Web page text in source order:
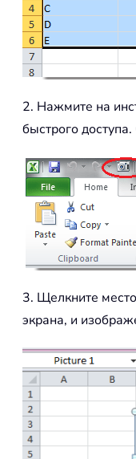
2. Нажмите на
быстрого
3. Щелкните
экрана, и